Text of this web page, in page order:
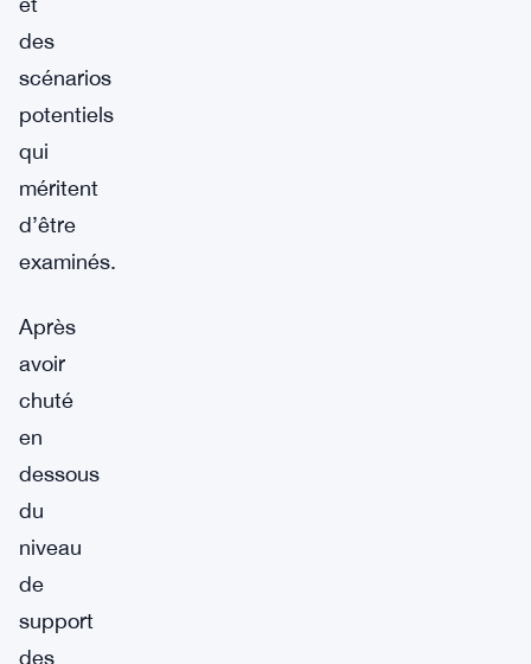
des
scénarios
potentiels
qui
méritent
d’être
examinés.
Après
avoir
chuté
en
dessous
du
niveau
de
support
des